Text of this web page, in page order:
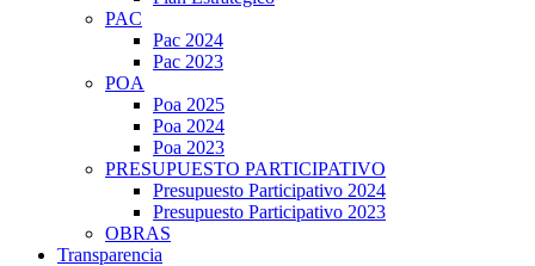
PAC
Pac 2024
Pac 2023
POA
Poa 2025
Poa 2024
Poa 2023
PRESUPUESTO PARTICIPATIVO
Presupuesto Participativo 2024
Presupuesto Participativo 2023
OBRAS
Transparencia